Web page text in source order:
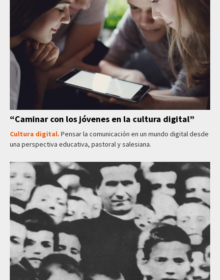
“Caminar con los jóvenes en la cultura digital”
Cultura digital. Pensar la comunicación en un mundo digital desde
una perspectiva educativa, pastoral y salesiana.